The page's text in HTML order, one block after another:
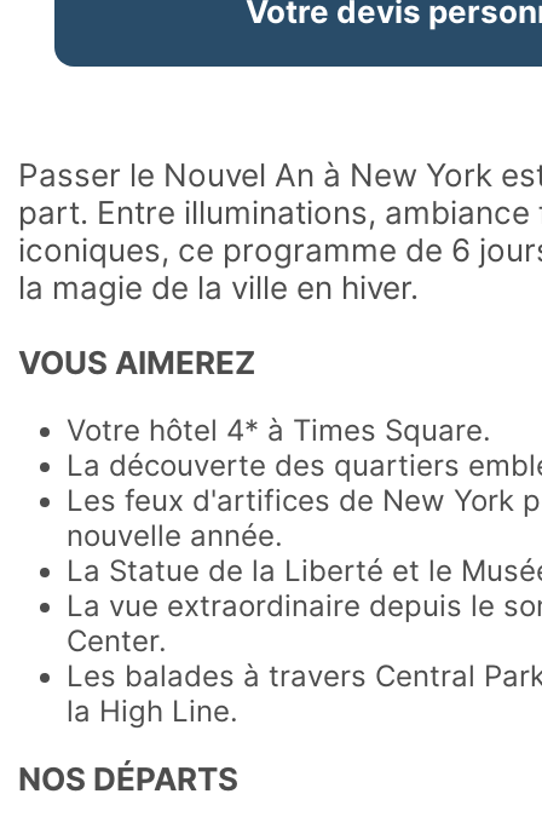
Votre devis
Passer le Nouvel An à New York
part. Entre illuminations,
iconiques, ce programme de 6
la magie de la ville en hiver.
VOUS AIMEREZ
Votre hôtel 4* à Times Square.
La découverte des quartiers
Les feux d'artifices de New York
nouvelle année.
La Statue de la Liberté et le
La vue extraordinaire depuis le
Center.
Les balades à travers Central
la High Line.
NOS DÉPARTS